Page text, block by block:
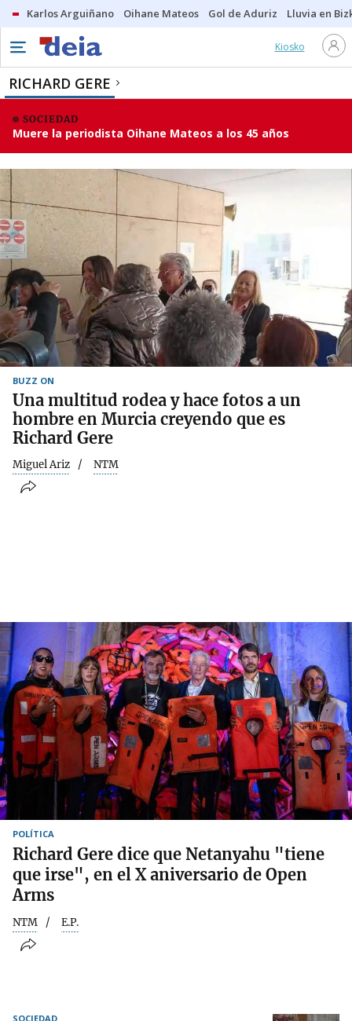
Karlos Arguiñano Oihane Mateos Gol de Aduriz Lluvia en
Kiosko
RICHARD GERE
SOCIEDAD
Muere la periodista Oihane Mateos a los 45 años
BUZZ ON
Una multitud rodea y hace fotos a un
hombre en Murcia creyendo que es
Richard Gere
Miguel Ariz NTM
POLÍTICA
Richard Gere dice que Netanyahu "tiene
que irse", en el X aniversario de Open
Arms
NTM E.P.
SOCIEDAD